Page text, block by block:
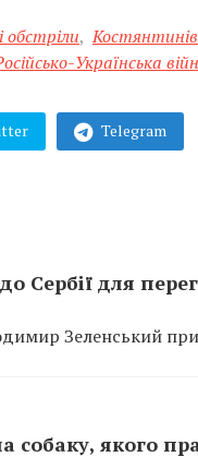
обстріли,
Українська
Telegram
Сербії для
Зеленський
якого